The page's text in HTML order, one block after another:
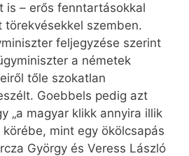
is – erős fenntartásokkal
szemben.
feljegyzése szerint
a németek
tőle szokatlan
Goebbels pedig azt
„a magyar klikk annyira illik
mint egy ökölcsapás
György és Veress László